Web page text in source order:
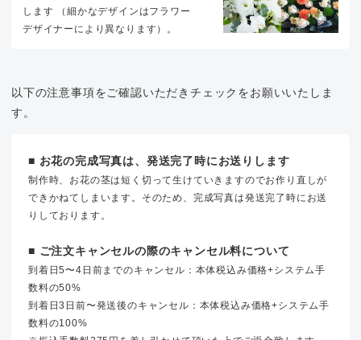
します （細かなデザインはフラワー
デザイナーにより異なります）。
以下の注意事項をご確認いただきチェックをお願いいたしま
す。
■ お花の完成写真は、発送完了時にお送りします
制作時、お花の茎は短く切って生けていきますのでお作り直しが
できかねてしまいます。そのため、完成写真は発送完了時にお送
りしております。
■ ご注文キャンセルの際のキャンセル料について
到着日5〜4日前までのキャンセル：本体税込み価格+システム手
数料の50%
到着日3日前〜発送後のキャンセル：本体税込み価格+システム手
数料の100%